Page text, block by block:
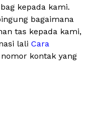
kepada kami.
bagaimana
tas kepada kami,
lali Cara
kontak yang